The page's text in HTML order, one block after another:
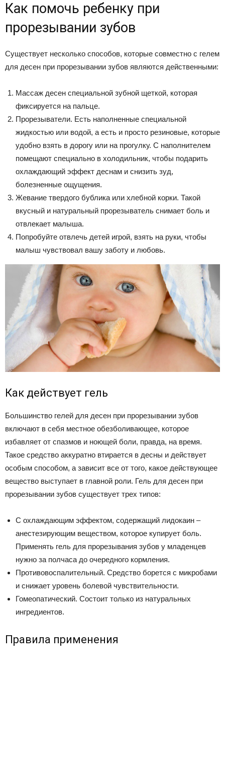
Как помочь ребенку при
прорезывании зубов
Существует несколько способов, которые совместно с гелем
для десен при прорезывании зубов являются действенными:
Массаж десен специальной зубной щеткой, которая
фиксируется на пальце.
Прорезыватели. Есть наполненные специальной
жидкостью или водой, а есть и просто резиновые, которые
удобно взять в дорогу или на прогулку. С наполнителем
помещают специально в холодильник, чтобы подарить
охлаждающий эффект деснам и снизить зуд,
болезненные ощущения.
Жевание твердого бублика или хлебной корки. Такой
вкусный и натуральный прорезыватель снимает боль и
отвлекает малыша.
Попробуйте отвлечь детей игрой, взять на руки, чтобы
малыш чувствовал вашу заботу и любовь.
Как действует гель
Большинство гелей для десен при прорезывании зубов
включают в себя местное обезболивающее, которое
избавляет от спазмов и ноющей боли, правда, на время.
Такое средство аккуратно втирается в десны и действует
особым способом, а зависит все от того, какое действующее
вещество выступает в главной роли. Гель для десен при
прорезывании зубов существует трех типов:
С охлаждающим эффектом, содержащий лидокаин –
анестезирующим веществом, которое купирует боль.
Применять гель для прорезывания зубов у младенцев
нужно за полчаса до очередного кормления.
Противовоспалительный. Средство борется с микробами
и снижает уровень болевой чувствительности.
Гомеопатический. Состоит только из натуральных
ингредиентов.
Правила применения